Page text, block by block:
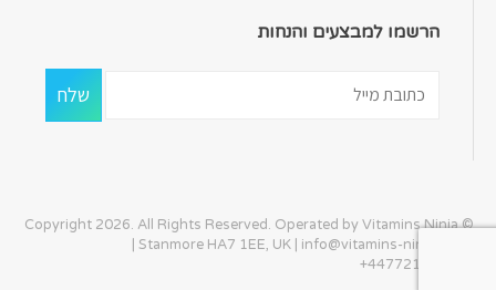
הרשמו למבצעים והנחות
© Copyright 2026. All Rights Reserved. Operated by Vitamins Ninja
| Stanmore HA7 1EE, UK | info@vitamins-ninja.com
+447721405586